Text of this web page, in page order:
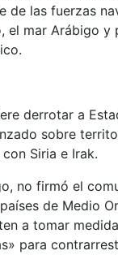
de las fuerzas
el mar Arábigo y
derrotar a
sobre
Siria e Irak.
no firmó el
de Medio
a tomar
para